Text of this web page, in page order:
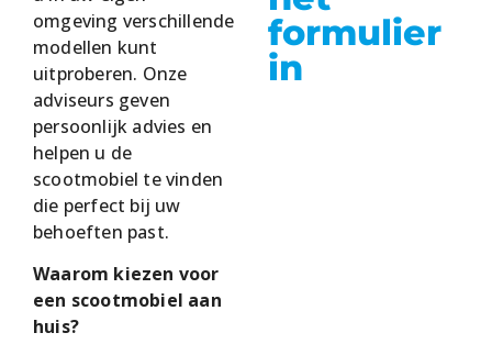
omgeving verschillende
modellen kunt
uitproberen. Onze
adviseurs geven
persoonlijk advies en
helpen u de
scootmobiel te vinden
die perfect bij uw
behoeften past.
Waarom kiezen voor
een scootmobiel aan
huis?
formulier
in